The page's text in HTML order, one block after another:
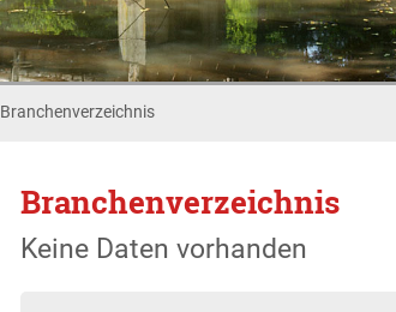
Branchenverzeichnis
Branchenverzeichnis
Keine Daten vorhanden